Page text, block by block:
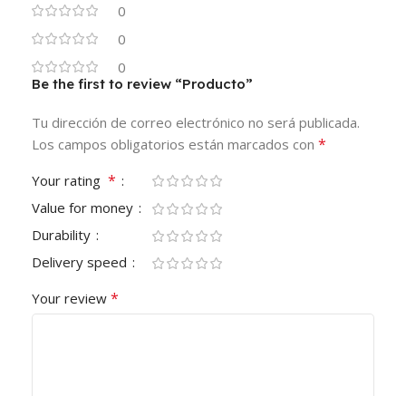
0
0
0
Be the first to review “Producto”
Tu dirección de correo electrónico no será publicada.
Los campos obligatorios están marcados con *
Your rating *
Value for money
Durability
Delivery speed
Your review *